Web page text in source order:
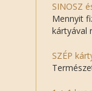
SINOSZ
Mennyit
kártyával
SZÉP